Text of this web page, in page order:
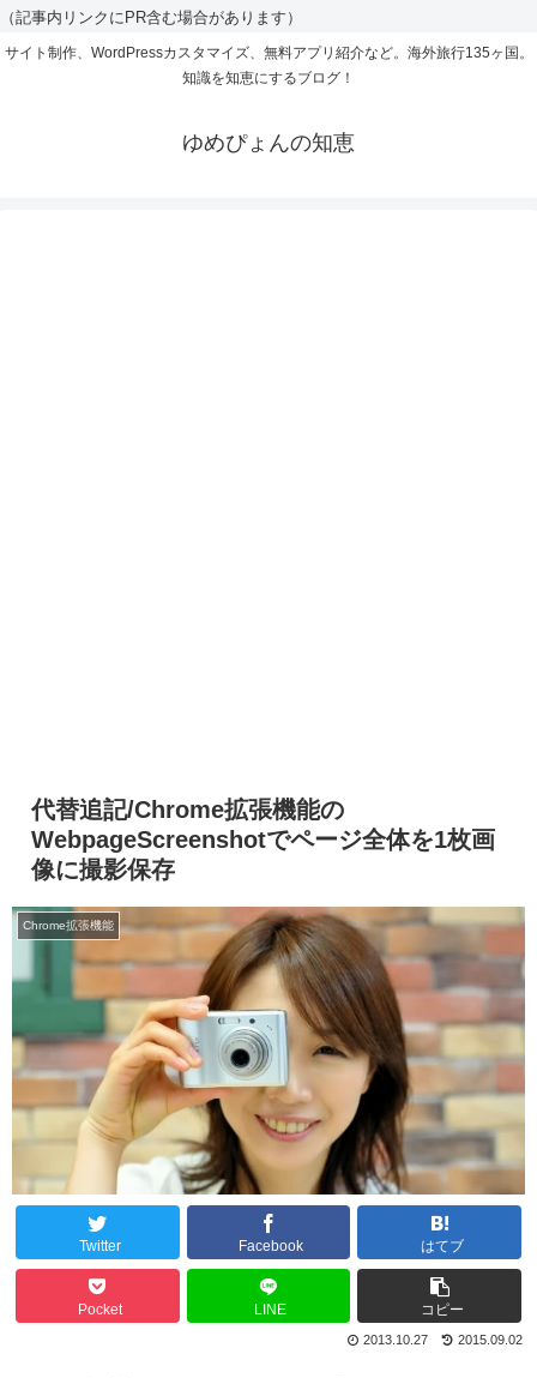
（記事内リンクにPR含む場合があります）
サイト制作、WordPressカスタマイズ、無料アプリ紹介など。海外旅行135ヶ国。
知識を知恵にするブログ！
ゆめぴょんの知恵
代替追記/Chrome拡張機能の
WebpageScreenshotでページ全体を1枚画
像に撮影保存
Chrome拡張機能
Twitter Facebook はてブ
Pocket LINE コピー
2015.09.02
2013.10.27